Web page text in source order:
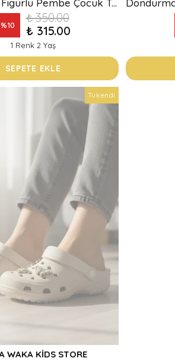
Dondurma Figürlü Pembe Çocuk Terlik
%10
₺ 350.00
₺ 315.00
1 Renk 2 Yaş
SEPETE EKLE
Tükendi
WAKA KIDS STORE